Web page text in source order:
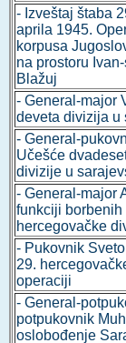
- Izveštaj štaba
aprila 1945.
korpusa
na prostoru
Blažuj
- General-major
deveta divizija u
- General-
Učešće
divizije u
- General-major
funkciji borbenih
hercegovačke
- Pukovnik
29.
operaciji
- General-
potpukovnik
oslobođenje